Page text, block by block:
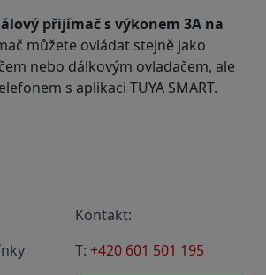
přijímač s výkonem 3A na
můžete ovládat stejně jako
nebo dálkovým ovladačem, ale
s aplikaci TUYA SMART.
Kontakt:
T: +420 601 501 195